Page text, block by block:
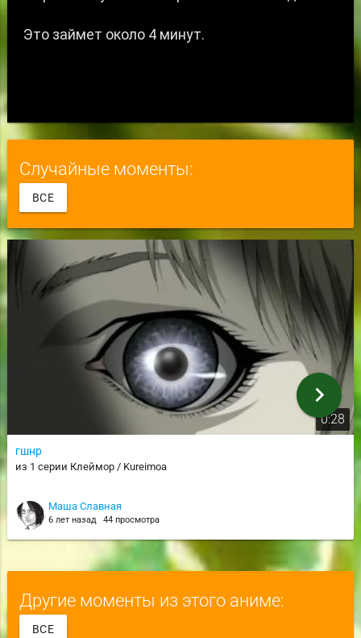
Случайные моменты:
ВСЕ
0:28
гшнр
из 1 серии Клеймор / Kureimoa
Маша Славная
6 лет назад 44 просмотра
chevron_right
Другие моменты из этого аниме:
ВСЕ